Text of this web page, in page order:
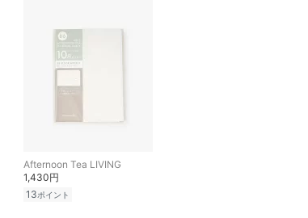
Afternoon Tea LIVING
1,430円
13ポイント